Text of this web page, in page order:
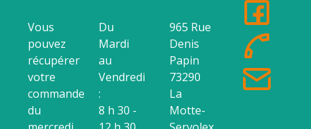
Vous
pouvez
récupérer
votre
commande
du
Du
Mardi
au
Vendredi
:
8 h 30 -
965 Rue
Denis
Papin
73290
La
Motte-